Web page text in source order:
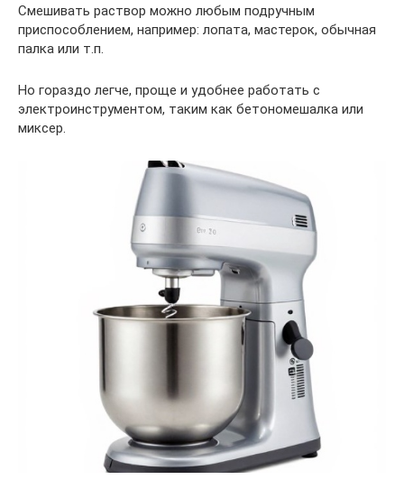
Смешивать раствор можно любым подручным
приспособлением, например: лопата, мастерок, обычная
палка или т.п.
Но гораздо легче, проще и удобнее работать с
электроинструментом, таким как бетономешалка или
миксер.